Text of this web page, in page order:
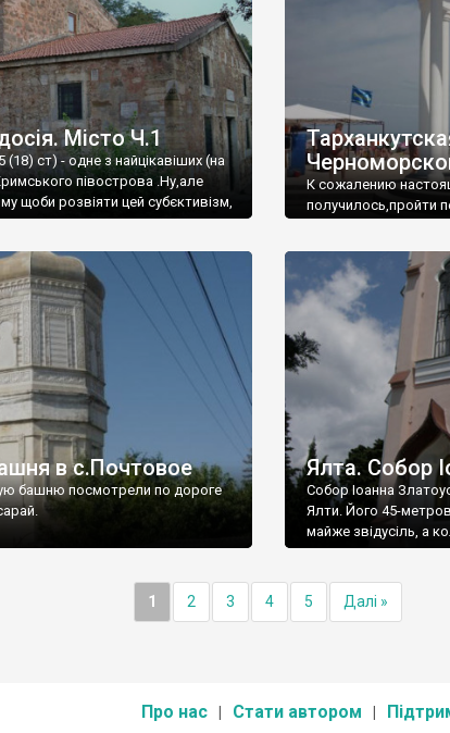
Місто Ч.1
ст) - одне з найцікавіших (на
півострова .Ну,але
щоби розвіяти цей субєктивізм,
К сожалению
получилось,пройти
в с.Почтовое
башню посмотрели по дороге
Ялта. Собор
Собор Іоанна
Ялти. Його 45-
майже звідусіль, а
1 2 3 4 5 Далі »
Про нас Стати автором